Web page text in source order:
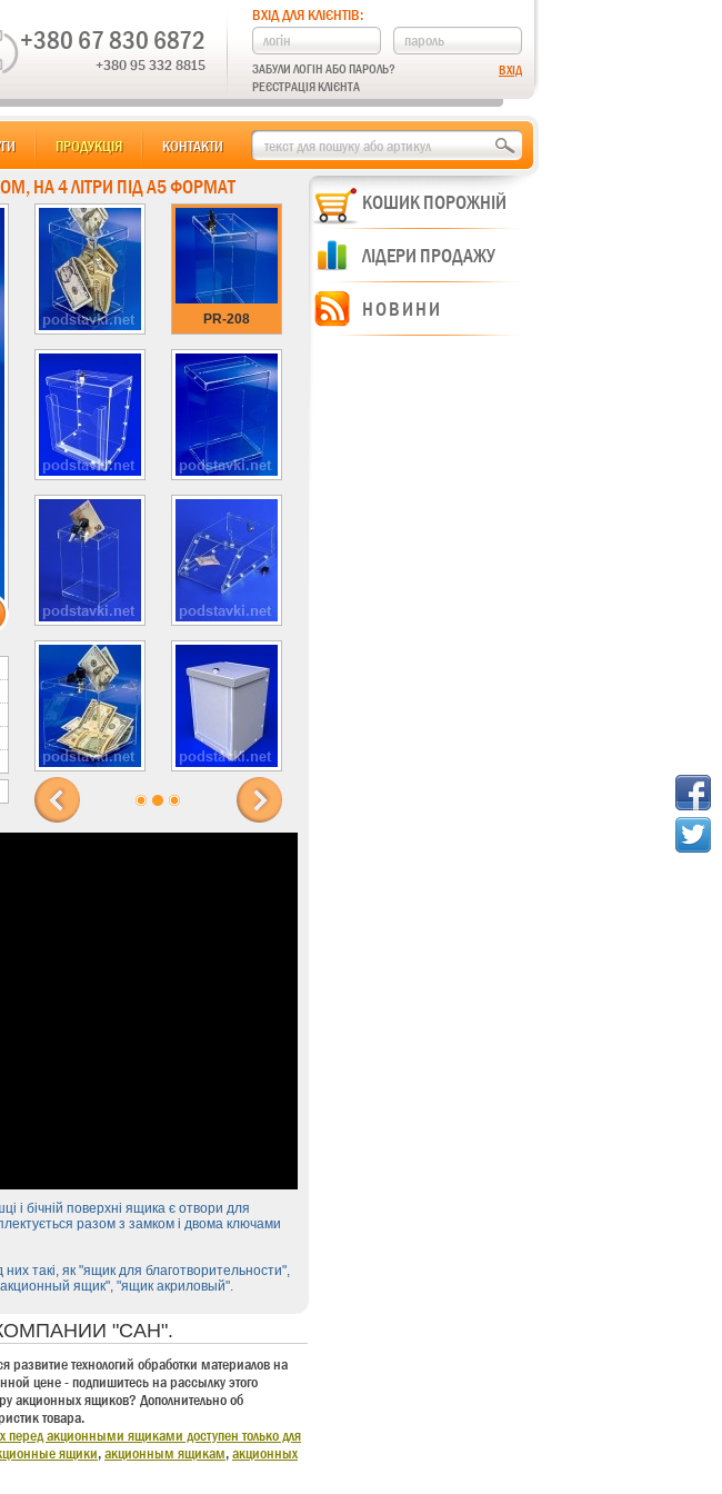
+380 67 830 6872
+380 95 332 8815
ВХІД ДЛЯ КЛІЄНТІВ:
ЗАБУЛИ ЛОГІН АБО ПАРОЛЬ?
РЕЄСТРАЦІЯ КЛІЄНТА
ПРОДУКЦІЯ КОНТАКТИ
"САН".
технологий обработки материалов на
цене - подпишитесь на рассылку этого
акционных ящиков? Дополнительно об
товара.
перед акционными ящиками доступен только для
ящики,акционным ящикам,акционных
НА 4 ЛІТРИ ПІД А5 ФОРМАТ
і бічній поверхні ящика є отвори для
разом з замком і двома ключами
такі, як "ящик для благотворительности",
ящик", "ящик акриловый".
PR-208
КОШИК ПОРОЖНІЙ
ЛІДЕРИ ПРОДАЖУ
НОВИНИ